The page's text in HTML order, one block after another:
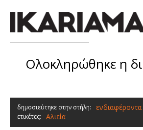
Ολοκληρώθηκε η
δημοσιεύτηκε στην στήλη: ενδιαφέροντα
ετικέτες: Αλιεία